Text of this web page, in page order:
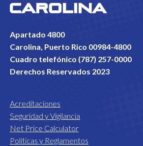
Apartado 4800
Carolina, Puerto Rico 00984-4800
Cuadro telefónico (787) 257-0000
Derechos Reservados 2023
Acreditaciones
Seguridad y Vigilancia
Net Price Calculator
Políticas y Reglamentos